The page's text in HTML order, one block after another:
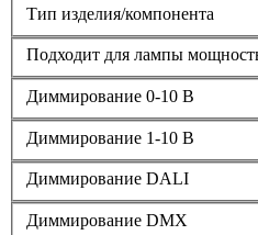
Тип изделия/компонента
Подходит для лампы
Диммирование 0-10 В
Диммирование 1-10 В
Диммирование DALI
Диммирование DMX